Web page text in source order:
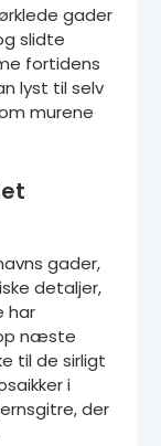
gader
slidte
fortidens
lyst til selv
murene
gader,
detaljer,
har
næste
til de sirligt
i
der